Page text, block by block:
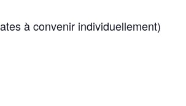
à convenir individuellement)